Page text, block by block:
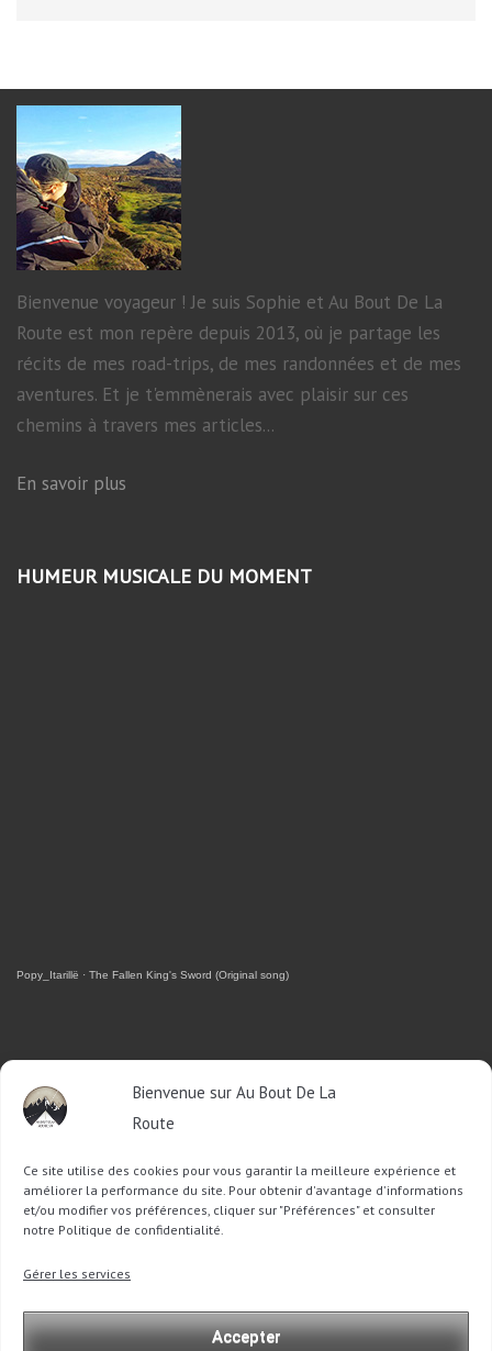
Bienvenue sur Au Bout De La
Route
Ce site utilise des cookies pour vous garantir la meilleure expérience et
améliorer la performance du site. Pour obtenir d'avantage d'informations
et/ou modifier vos préférences, cliquer sur "Préférences" et consulter
notre Politique de confidentialité.
Gérer les services
Accepter
Bienvenue voyageur ! Je suis Sophie et Au Bout De La
Route est mon repère depuis 2013, où je partage les
récits de mes road-trips, de mes randonnées et de mes
aventures. Et je t'emmènerais avec plaisir sur ces
chemins à travers mes articles...
En savoir plus
HUMEUR MUSICALE DU MOMENT
Popy_Itarillë · The Fallen King's Sword (Original song)
RETROUVEZ-MOI SUR FACEBOOK
OU SUR TWITTER
Follow @Sophie_ABDLRTweet to @Sophie_ABDLR
: